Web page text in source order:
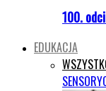
100.
EDUKACJA